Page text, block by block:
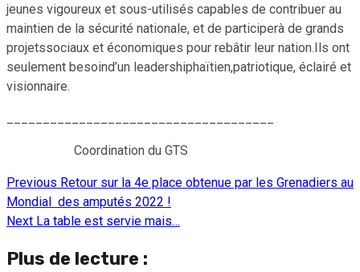
jeunes vigoureux et sous-utilisés capables de contribuer au
maintien de la sécurité nationale, et de participerà de grands
projetssociaux et économiques pour rebâtir leur nation.Ils ont
seulement besoind’un leadershiphaïtien,patriotique, éclairé et
visionnaire.
Coordination du GTS
Continue
Reading
Previous Retour sur la 4e place obtenue par les Grenadiers au
Mondial des amputés 2022 !
Next La table est servie mais…
Plus de lecture :